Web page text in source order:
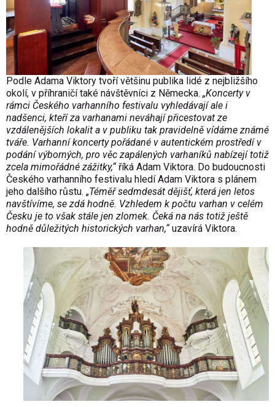
Podle Adama Viktory tvoří většinu publika lidé z nejbližšího
okolí, v příhraničí také návštěvníci z Německa. „Koncerty v
rámci Českého varhanního festivalu vyhledávají ale i
nadšenci, kteří za varhanami neváhají přicestovat ze
vzdálenějších lokalit a v publiku tak pravidelně vídáme známé
tváře. Varhanní koncerty pořádané v autentickém prostředí v
podání výborných, pro věc zapálených varhaníků nabízejí totiž
zcela mimořádné zážitky,“říká Adam Viktora. Do budoucnosti
Českého varhanního festivalu hledí Adam Viktora s plánem
jeho dalšího růstu. „Téměř sedmdesát dějišť, která jen letos
navštívíme, se zdá hodně. Vzhledem k počtu varhan v celém
Česku je to však stále jen zlomek. Čeká na nás totiž ještě
hodně důležitých historických varhan,“uzavírá Viktora.